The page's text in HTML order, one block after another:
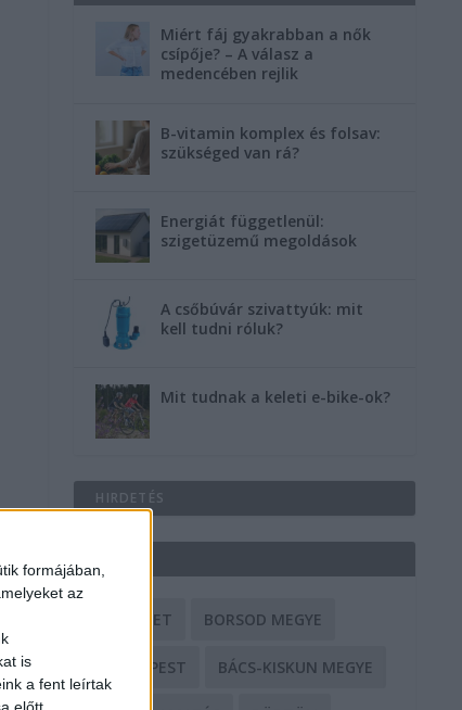
formájában,
az
is
a fent leírtak
Miért fáj gyakrabban a nők
csípője? – A válasz a
medencében rejlik
B-vitamin komplex és folsav:
szükséged van rá?
Energiát függetlenül:
szigetüzemű megoldások
A csőbúvár szivattyúk: mit
kell tudni róluk?
Mit tudnak a keleti e-bike-ok?
HIRDETÉS
BALESET BORSOD MEGYE
BUDAPEST BÁCS-KISKUN MEGYE